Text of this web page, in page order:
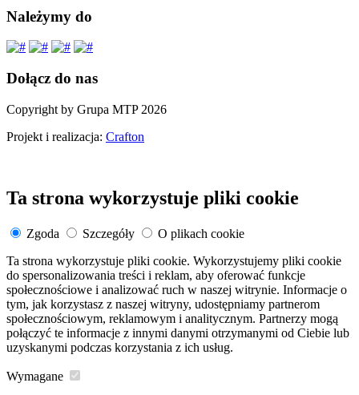
Należymy do
Dołącz do nas
Copyright by Grupa MTP 2026
Projekt i realizacja: Crafton
Ta strona wykorzystuje pliki cookie
Zgoda Szczegóły
O plikach cookie
Ta strona wykorzystuje pliki cookie. Wykorzystujemy pliki cookie
do spersonalizowania treści i reklam, aby oferować funkcje
społecznościowe i analizować ruch w naszej witrynie. Informacje o
tym, jak korzystasz z naszej witryny, udostępniamy partnerom
społecznościowym, reklamowym i analitycznym. Partnerzy mogą
połączyć te informacje z innymi danymi otrzymanymi od Ciebie lub
uzyskanymi podczas korzystania z ich usług.
Wymagane